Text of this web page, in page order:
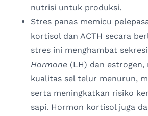
nutrisi untuk produksi.
Stres panas memicu
kortisol dan ACTH secara
stres ini menghambat sekresi
Hormone (LH) dan estrogen,
kualitas sel telur menurun,
serta meningkatkan risiko
sapi. Hormon kortisol juga